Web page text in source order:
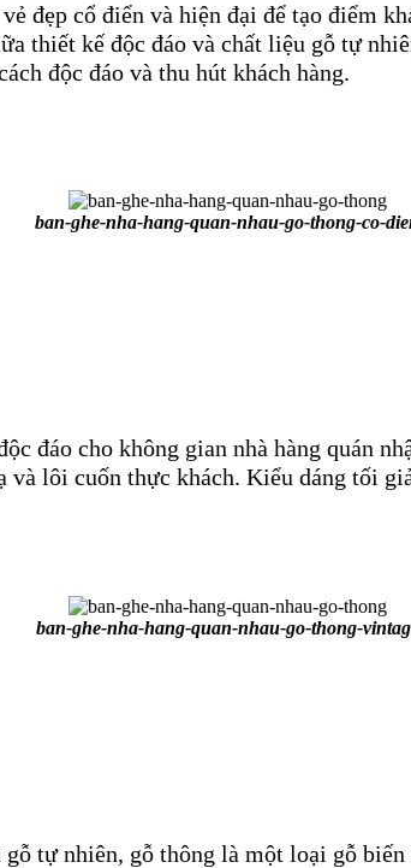
đẹp cổ điển và hiện đại để tạo điểm
thiết kế độc đáo và chất liệu gỗ tự
độc đáo và thu hút khách hàng.
ban-ghe-nha-hang-quan-nhau-go-thong-co-
đáo cho không gian nhà hàng quán
và lôi cuốn thực khách. Kiểu dáng tối
ban-ghe-nha-hang-quan-nhau-go-thong-
tự nhiên, gỗ thông là một loại gỗ